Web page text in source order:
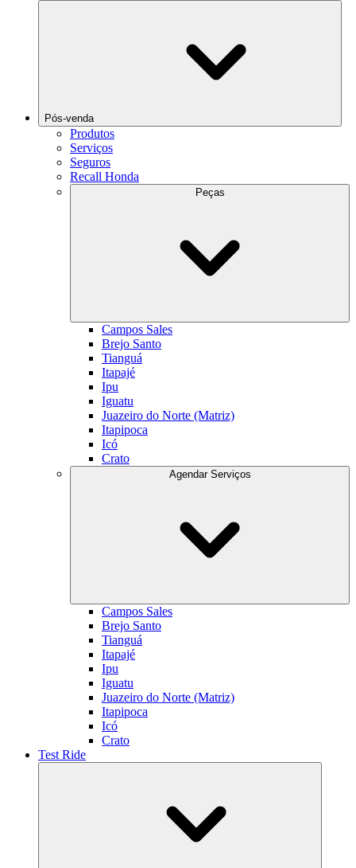
Pós-venda
Produtos
Serviços
Seguros
Recall Honda
Campos Sales
Brejo Santo
Tianguá
Itapajé
Ipu
Iguatu
Juazeiro do Norte (Matriz)
Itapipoca
Icó
Crato
Campos Sales
Brejo Santo
Tianguá
Itapajé
Ipu
Iguatu
Juazeiro do Norte (Matriz)
Itapipoca
Icó
Crato
Test Ride